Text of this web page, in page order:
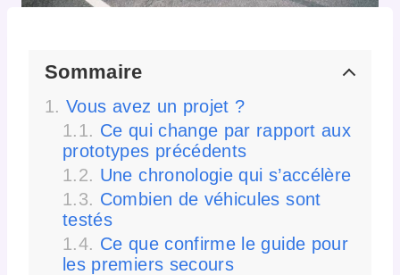
Sommaire
Vous avez un projet ?
Ce qui change par rapport aux
prototypes précédents
Une chronologie qui s’accélère
Combien de véhicules sont
testés
Ce que confirme le guide pour
les premiers secours